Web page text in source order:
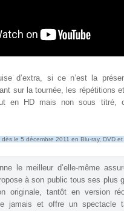
d’extra, si ce n’est la
sur la tournée, les répétitions
en HD mais non sous titré,
le 5 décembre 2011 en Blu-ray, DVD et
le meilleur d’elle-même
à son public tous ses plus
originale, tantôt en version
jamais et offre un spectacle